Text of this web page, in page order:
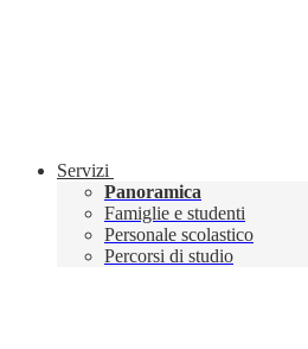
Servizi
Panoramica
Famiglie e studenti
Personale scolastico
Percorsi di studio